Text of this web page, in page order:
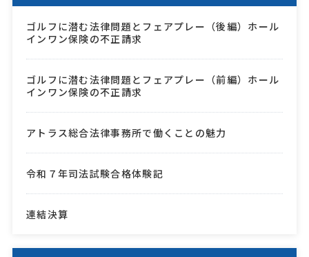
ゴルフに潜む法律問題とフェアプレー（後編）ホール
インワン保険の不正請求
ゴルフに潜む法律問題とフェアプレー（前編）ホール
インワン保険の不正請求
アトラス総合法律事務所で働くことの魅力
令和７年司法試験合格体験記
連結決算